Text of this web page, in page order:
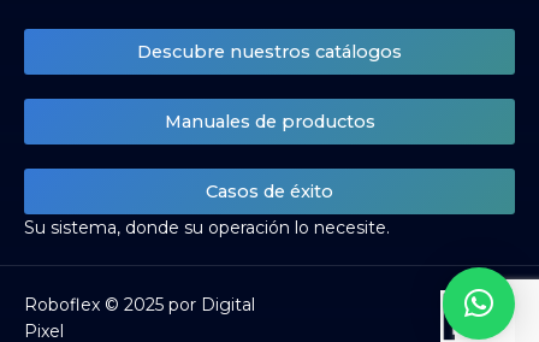
s
t
a
r
m
n
k
e
i
-
u
t
u
e
Descubre nuestros catálogos
Manuales de productos
Casos de éxito
Su sistema, donde su operación lo necesite.
Roboflex © 2025 por Digital
Pixel